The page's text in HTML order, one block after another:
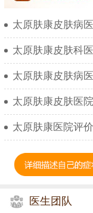
太原肤康皮肤病
太原肤康皮肤科
太原肤康皮肤病
太原肤康皮肤医
太原肤康医院评
医生团队